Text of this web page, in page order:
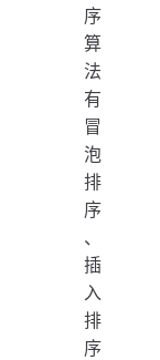
序
算
法
有
冒
泡
排
序
、
插
入
排
序